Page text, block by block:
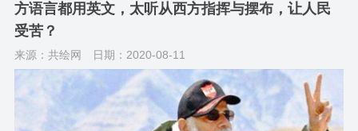
方语言都用英文，太听从西方指挥与摆布，让人民
受苦？
来源：共绘网 日期：2020-08-11